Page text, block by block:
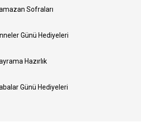
Sofraları
Günü Hediyeleri
Hazırlık
Günü Hediyeleri